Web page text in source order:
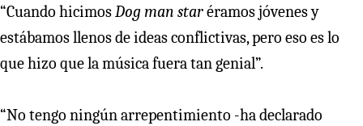
“Cuando hicimosDog man staréramos jóvenes y
estábamos llenos de ideas conflictivas, pero eso es lo
que hizo que la música fuera tan genial”.
“No tengo ningún arrepentimiento -ha declarado